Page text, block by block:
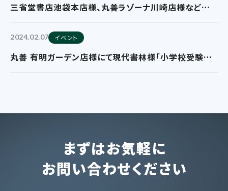
三省堂書店池袋本店様、丸善ラゾーナ川崎店様などにて
ただいております。
2024.02.07 イベント
丸善 有明ガーデン店様にて現代書林様「小学校受験シ
まずはお気軽に
お問い合わせください